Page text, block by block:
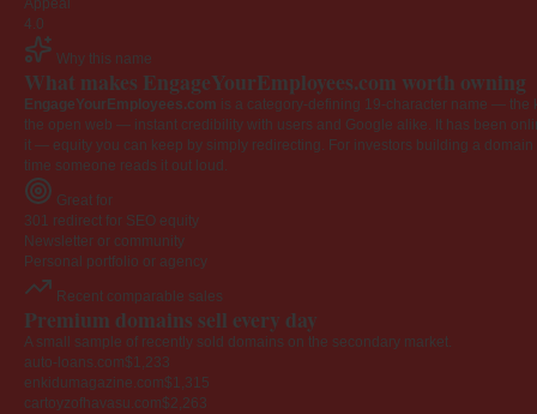
Appeal
4.0
Why this name
What makes EngageYourEmployees.com worth owning
EngageYourEmployees.com is a category-defining 19-character name — the
the open web — instant credibility with users and Google alike. It has been
it — equity you can keep by simply redirecting. For investors building a
time someone reads it out loud.
Great for
301 redirect for SEO equity
Newsletter or community
Personal portfolio or agency
Recent comparable sales
Premium domains sell every day
A small sample of recently sold domains on the secondary market.
auto-loans.com$1,233
enkidumagazine.com$1,315
cartoyzofhavasu.com$2,263